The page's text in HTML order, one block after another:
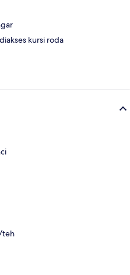
kursi roda
teh